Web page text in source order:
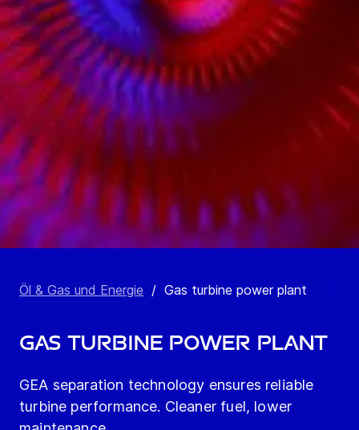
Öl & Gas und Energie / Gas turbine power plant
Gas turbine power plant
GEA separation technology ensures reliable
turbine performance. Cleaner fuel, lower